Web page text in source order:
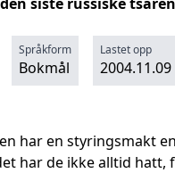
Språkform
Bokmål
Lastet opp
2004.11.09
har en styringsmakt
har de ikke alltid hatt,